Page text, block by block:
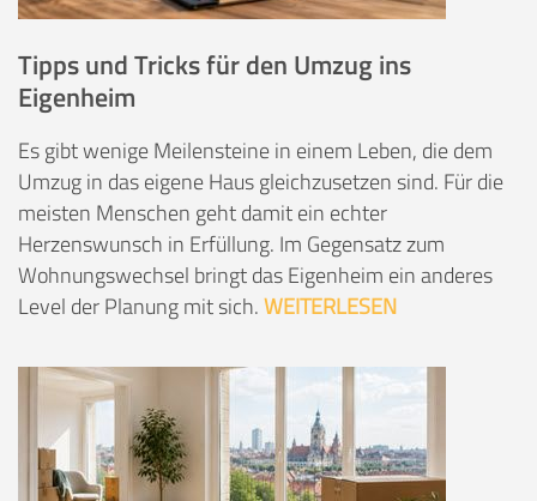
Tipps und Tricks für den Umzug ins
Eigenheim
Es gibt wenige Meilensteine in einem Leben, die dem
Umzug in das eigene Haus gleichzusetzen sind. Für die
meisten Menschen geht damit ein echter
Herzenswunsch in Erfüllung. Im Gegensatz zum
Wohnungswechsel bringt das Eigenheim ein anderes
Level der Planung mit sich.WEITERLESEN